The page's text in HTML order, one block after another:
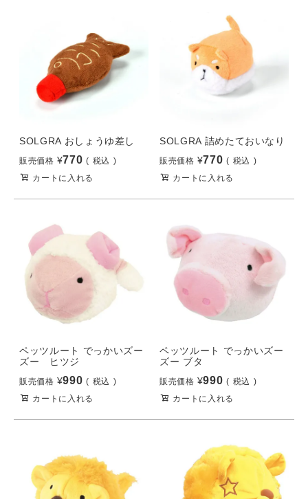
SOLGRA おしょうゆ差し
販売価格 ¥770
税込
カートに入れる
SOLGRA 詰めたておいなり
販売価格 ¥770
税込
カートに入れる
ペッツルート でっかいズー
ズー ヒツジ
販売価格 ¥990
税込
カートに入れる
ペッツルート でっかいズー
ズー ブタ
販売価格 ¥990
税込
カートに入れる